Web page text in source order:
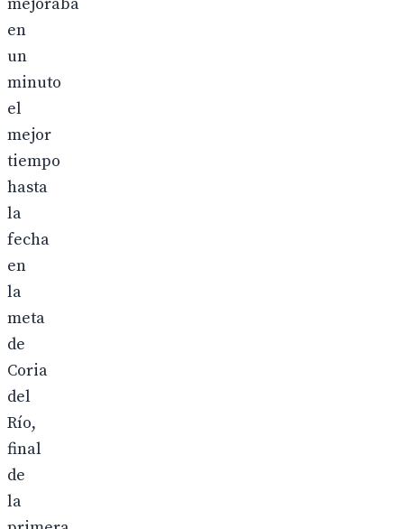
en
un
minuto
el
mejor
tiempo
hasta
la
fecha
en
la
meta
de
Coria
del
Río,
final
de
la